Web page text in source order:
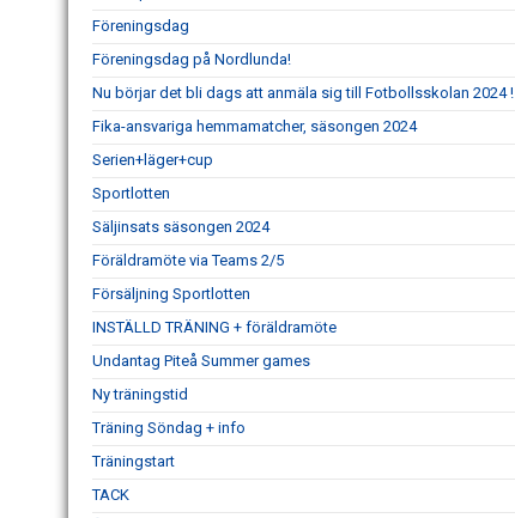
Föreningsdag
Föreningsdag på Nordlunda!
Nu börjar det bli dags att anmäla sig till Fotbollsskolan 2024 !
Fika-ansvariga hemmamatcher, säsongen 2024
Serien+läger+cup
Sportlotten
Säljinsats säsongen 2024
Föräldramöte via Teams 2/5
Försäljning Sportlotten
INSTÄLLD TRÄNING + föräldramöte
Undantag Piteå Summer games
Ny träningstid
Träning Söndag + info
Träningstart
TACK